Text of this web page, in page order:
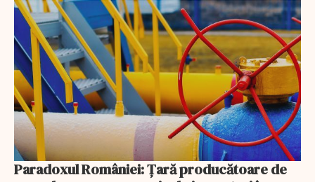
Paradoxul României: Ţară producătoare de